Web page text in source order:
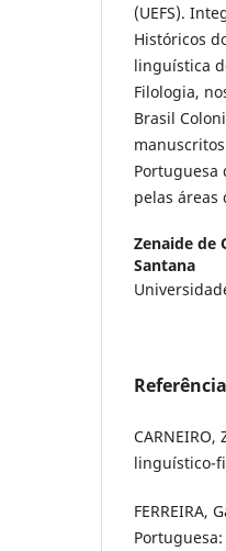
(UEFS).
Históricos
linguística
Filologia,
Brasil
Portuguesa
pelas áreas
Zenaide de
Santana
linguístico-